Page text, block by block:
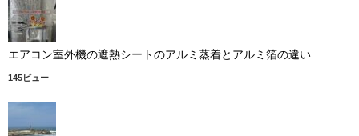
エアコン室外機の遮熱シートのアルミ蒸着とアルミ箔の違い
145ビュー